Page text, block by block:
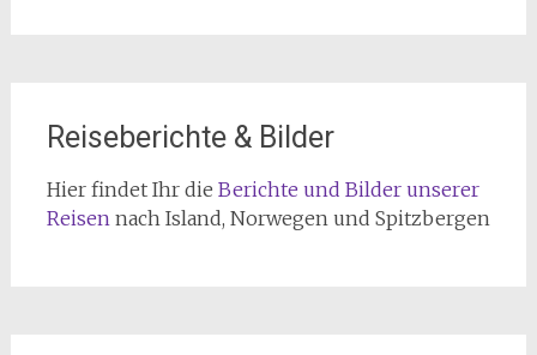
Reiseberichte & Bilder
Hier findet Ihr die Berichte und Bilder unserer
Reisennach Island, Norwegen und Spitzbergen